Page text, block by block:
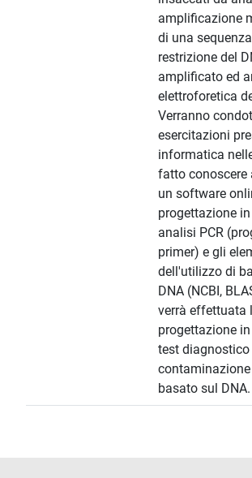
amplificazione
di una
restrizione del
amplificato ed
elettroforetica
Verranno
esercitazioni
informatica
fatto conoscere
un software
progettazione
analisi PCR
primer) e gli
dell'utilizzo di
DNA (NCBI,
verrà effettuata
progettazione
test diagnostico
basato sul DNA.